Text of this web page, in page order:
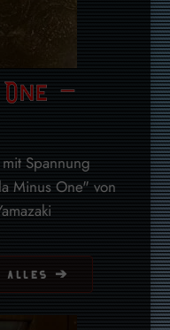
–
Spannung
Minus One" von
alles ➔